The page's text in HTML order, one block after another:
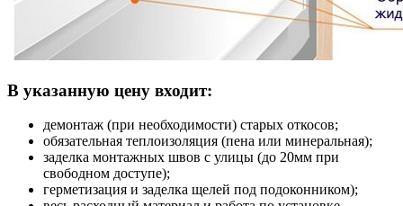
В указанную цену входит:
демонтаж (при необходимости) старых откосов;
обязательная теплоизоляция (пена или минеральная);
заделка монтажных швов с улицы (до 20мм при
свободном доступе);
герметизация и заделка щелей под подоконником);